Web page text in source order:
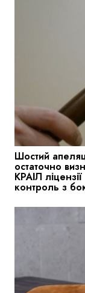
Шостий
остаточно
КРАІЛ
контроль з